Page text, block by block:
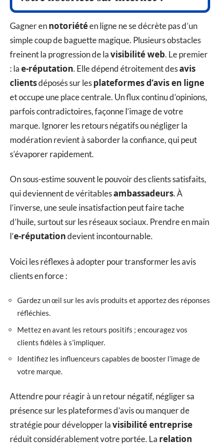
Gagner ennotoriétéen ligne ne se décrète pas d’un
simple coup de baguette magique. Plusieurs obstacles
freinent la progression de lavisibilité web. Le premier
: lae-réputation. Elle dépend étroitement desavis
clientsdéposés sur lesplateformes d’avis en ligne
et occupe une place centrale. Un flux continu d’opinions,
parfois contradictoires, façonne l’image de votre
marque. Ignorer les retours négatifs ou négliger la
modération revient à saborder la confiance, qui peut
s’évaporer rapidement.
On sous-estime souvent le pouvoir des clients satisfaits,
qui deviennent de véritablesambassadeurs. À
l’inverse, une seule insatisfaction peut faire tache
d’huile, surtout sur les réseaux sociaux. Prendre en main
l’e-réputationdevient incontournable.
Voici les réflexes à adopter pour transformer les avis
clients en force :
Gardez un œil sur les avis produits et apportez des réponses
réfléchies.
Mettez en avant les retours positifs ; encouragez vos
clients fidèles à s’impliquer.
Identifiez les influenceurs capables de booster l’image de
votre marque.
Attendre pour réagir à un retour négatif, négliger sa
présence sur les plateformes d’avis ou manquer de
stratégie pour développer lavisibilité entreprise
réduit considérablement votre portée. La relation